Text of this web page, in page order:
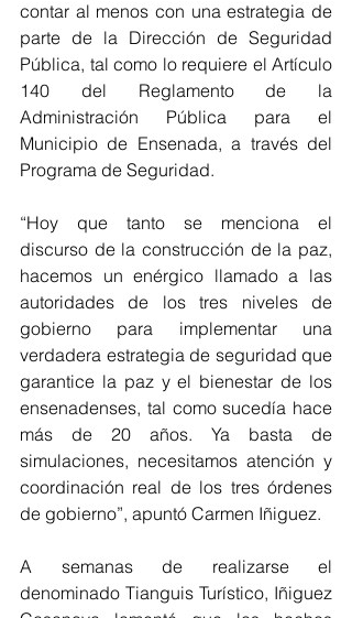
contar al menos con una estrategia de
parte de la Dirección de Seguridad
Pública, tal como lo requiere el Artículo
140 del Reglamento de la
Administración Pública para el
Municipio de Ensenada, a través del
Programa de Seguridad.
“Hoy que tanto se menciona el
discurso de la construcción de la paz,
hacemos un enérgico llamado a las
autoridades de los tres niveles de
gobierno para implementar una
verdadera estrategia de seguridad que
garantice la paz y el bienestar de los
ensenadenses, tal como sucedía hace
más de 20 años. Ya basta de
simulaciones, necesitamos atención y
coordinación real de los tres órdenes
de gobierno”, apuntó Carmen Iñiguez.
A semanas de realizarse el
denominado Tianguis Turístico, Iñiguez